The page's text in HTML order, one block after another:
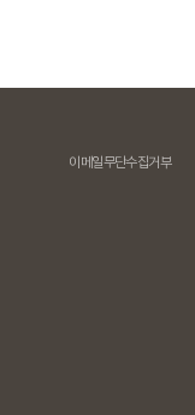
이메일무단수집거부